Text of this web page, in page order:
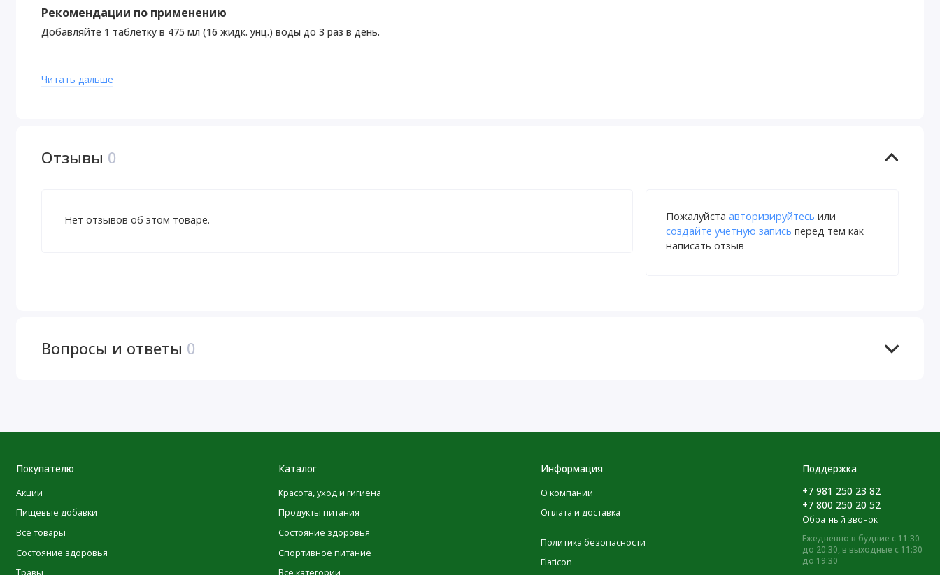
Рекомендации по применению
Добавляйте 1 таблетку в 475 мл (16 жидк. унц.) воды до 3 раз в день.
Предупреждения
Использовать, только если защитная пленка на колпачках не повреждена.
Всего жиров
Белки
Кальций
Читать дальше
Отзывы 0
Нет отзывов об этом товаре. Пожалуйста авторизируйтесь или
создайте учетную запись перед тем как
написать отзыв
Вопросы и ответы 0
Покупателю
Акции
Пищевые добавки
Все товары
Состояние здоровья
Травы
Каталог
Красота, уход и гигиена
Продукты питания
Состояние здоровья
Спортивное питание
Все категории
Информация
О компании
Оплата и доставка
Политика безопасности
Flaticon
Поддержка
+7 981 250 23 82
+7 800 250 20 52
Обратный звонок
Ежедневно в будние с 11:30
до 20:30, в выходные с 11:30
до 19:30